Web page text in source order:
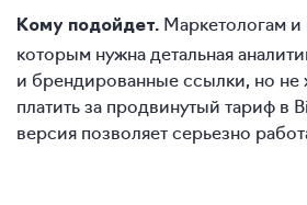
Кому подойдет. Маркетологам
которым нужна детальная
и брендированные ссылки, но не
платить за продвинутый тариф в
версия позволяет серьезно